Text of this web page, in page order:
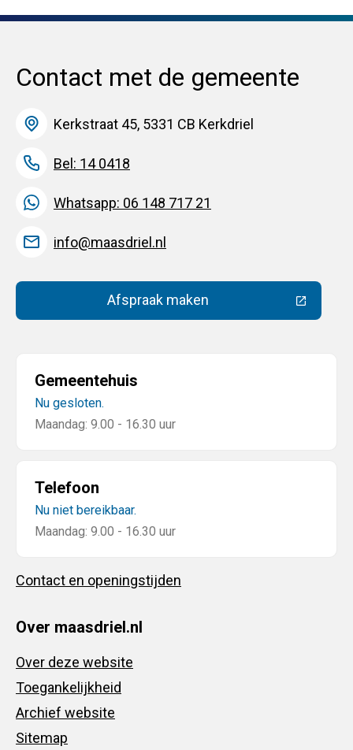
Contact met de gemeente
Kerkstraat 45, 5331 CB Kerkdriel
Bel: 14 0418
Whatsapp: 06 148 717 21
info@maasdriel.nl
Afspraak maken(Deze link gaat naar een
Gemeentehuis
Nu gesloten.
Maandag: 9.00 - 16.30 uur
Telefoon
Nu niet bereikbaar.
Maandag: 9.00 - 16.30 uur
Contact en openingstijden
Over maasdriel.nl
Over deze website
Toegankelijkheid
Archief website
Sitemap